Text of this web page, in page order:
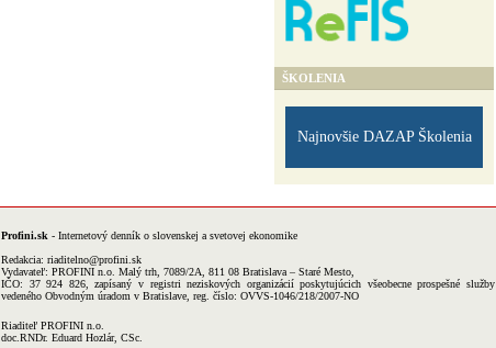
ŠKOLENIA
Najnovšie DAZAP Školenia
Profini.sk - Internetový denník o slovenskej a svetovej ekonomike
Redakcia: riaditelno@profini.sk
Vydavateľ: PROFINI n.o. Malý trh, 7089/2A, 811 08 Bratislava – Staré Mesto,
IČO: 37 924 826, zapísaný v registri neziskových organizácií poskytujúcich všeobecne prospešné služby
vedeného Obvodným úradom v Bratislave, reg. číslo: OVVS-1046/218/2007-NO
Riaditeľ PROFINI n.o.
doc.RNDr. Eduard Hozlár, CSc.